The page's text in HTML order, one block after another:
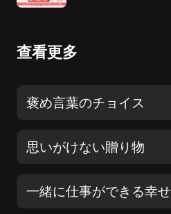
查看更多
褒め言葉のチョイス
思いがけない贈り物
一緒に仕事ができる幸せ